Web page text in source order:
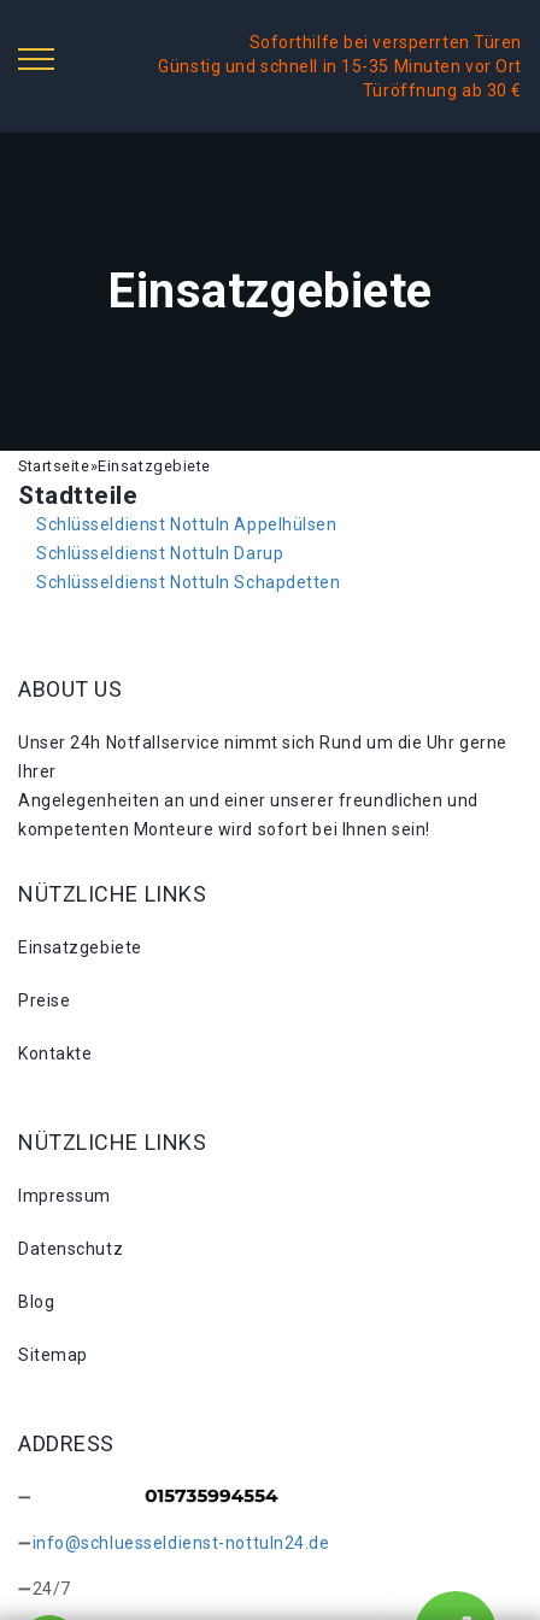
Soforthilfe bei versperrten Türen
Günstig und schnell in 15-35 Minuten vor Ort
Türöffnung ab 30 €
Einsatzgebiete
Startseite»Einsatzgebiete
Stadtteile
Schlüsseldienst Nottuln Appelhülsen
Schlüsseldienst Nottuln Darup
Schlüsseldienst Nottuln Schapdetten
ABOUT US
Unser 24h Notfallservice nimmt sich Rund um die Uhr gerne
Ihrer
Angelegenheiten an und einer unserer freundlichen und
kompetenten Monteure wird sofort bei Ihnen sein!
NÜTZLICHE LINKS
Einsatzgebiete
Preise
Kontakte
NÜTZLICHE LINKS
Impressum
Datenschutz
Blog
Sitemap
ADDRESS
info@schluesseldienst-nottuln24.de
24/7